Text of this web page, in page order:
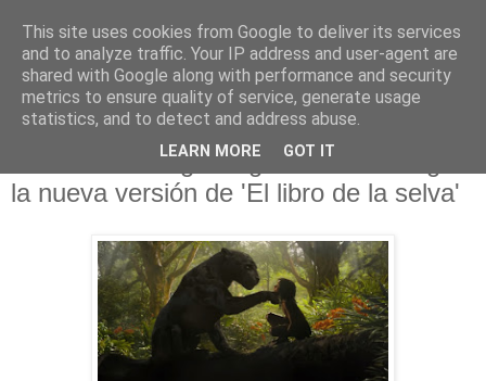
Tráiler de Mowgli: Legend of the Jungle
la nueva versión de 'El libro de la selva'
This site uses cookies from Google to deliver its services
and to analyze traffic. Your IP address and user-agent are
shared with Google along with performance and security
metrics to ensure quality of service, generate usage
statistics, and to detect and address abuse.
LEARN MORE GOT IT